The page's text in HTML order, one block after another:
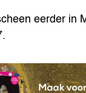
eerder in